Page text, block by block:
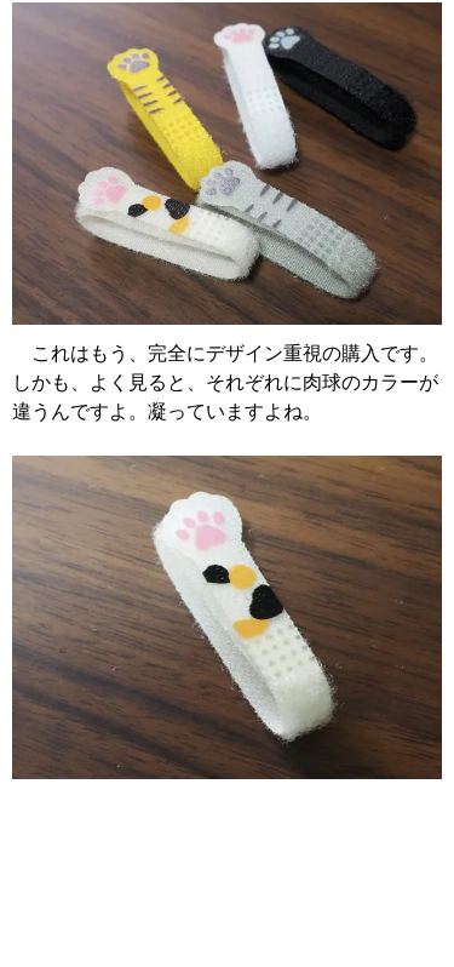
これはもう、完全にデザイン重視の購入です。
しかも、よく見ると、それぞれに肉球のカラーが
違うんですよ。凝っていますよね。